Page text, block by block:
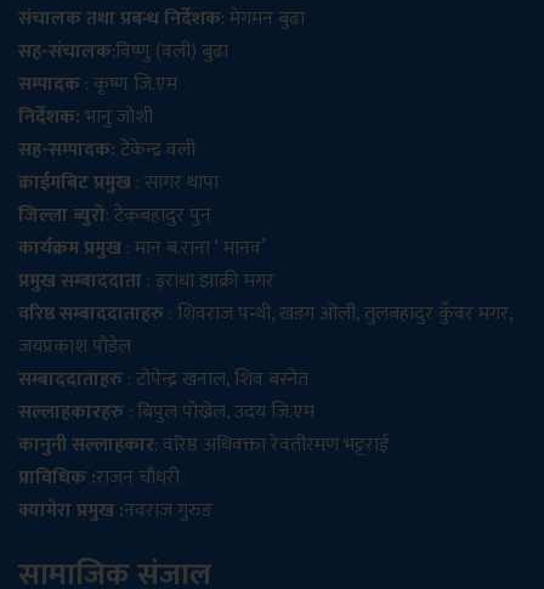
संचालक तथा प्रबन्ध निर्देशक: मेगमन बुढा
सह-संचालक:विष्णु (वली) बुढा
सम्पादक: कृष्ण जि.एम
निर्देशक:भानु जोशी
सह-सम्पादक:टेकेन्द्र वली
क्राईमबिट प्रमुख: सागर थापा
जिल्ला ब्युरो: टेकबहादुर पुन
कार्यक्रम प्रमुख: मान ब.राना ‘ मानव’
प्रमुख सम्बाददाता: इराधा झाक्री मगर
वरिष्ठ सम्बाददाताहरु: शिवराज पन्थी, खडग ओली, तुलबहादुर कुँवर मगर,
जयप्रकाश पौडेल
सम्बाददाताहरु: टोपेन्द्र खनाल, शिव बस्नेत
सल्लाहकारहरु: बिपुल पोख्रेल, उदय जि.एम
कानुनी सल्लाहकार: वरिष्ठ अधिवक्ता रेवतीरमण भट्टराई
प्राविधिक :राजन चौधरी
क्यामेरा प्रमुख :नवराज गुरुङ
सामाजिक संजाल